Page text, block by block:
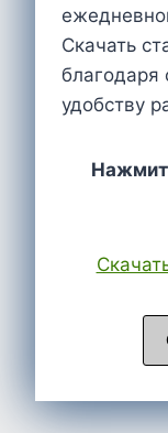
Скачать
благодаря
удобству